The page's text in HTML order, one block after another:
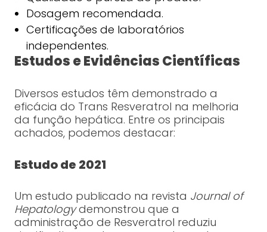
Dosagem recomendada.
Certificações de laboratórios
independentes.
Estudos e Evidências Científicas
Diversos estudos têm demonstrado a
eficácia do Trans Resveratrol na melhoria
da função hepática. Entre os principais
achados, podemos destacar:
Estudo de 2021
Um estudo publicado na revista Journal of
Hepatologydemonstrou que a
administração de Resveratrol reduziu